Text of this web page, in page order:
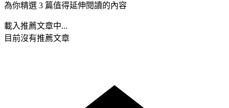
為你精選 3 篇值得延伸閱讀的內容
載入推薦文章中...
目前沒有推薦文章